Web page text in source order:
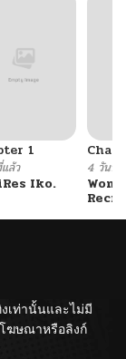
1
ล้ว
Iko.
4 วันที่
เท่านั้นและไม่มี
ฆษณาหรือลิงก์